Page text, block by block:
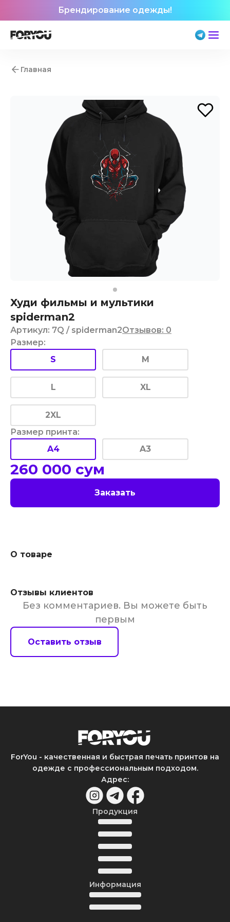
Брендирование одежды!
Главная
Худи фильмы и мультики
spiderman2
Артикул: 7Q / spiderman2Отзывов: 0
Размер:
S
M
L XL
2XL
Размер принта:
A4
A3
260 000 сум
Заказать
О товаре
Отзывы клиентов
Без комментариев. Вы можете быть
первым
Оставить отзыв
ForYou - качественная и быстрая печать принтов на
одежде с профессиональным подходом.
Адрес:
Продукция
Информация